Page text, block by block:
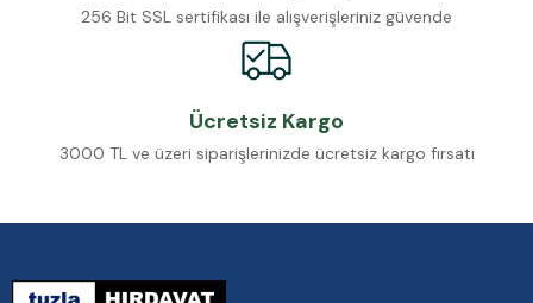
256 Bit SSL sertifikası ile alışverişleriniz güvende
Ücretsiz Kargo
3000 TL ve üzeri siparişlerinizde ücretsiz kargo fırsatı